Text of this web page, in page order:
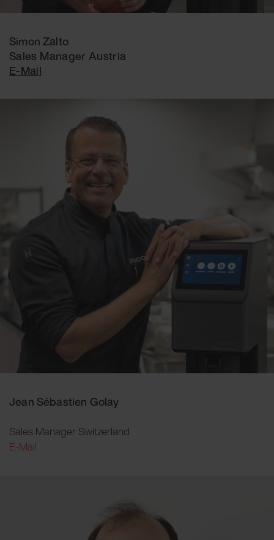
Simon Zalto
Sales Manager Austria
E-Mail
Jean Sébastien Golay
Sales Manager Switzerland
E-Mail